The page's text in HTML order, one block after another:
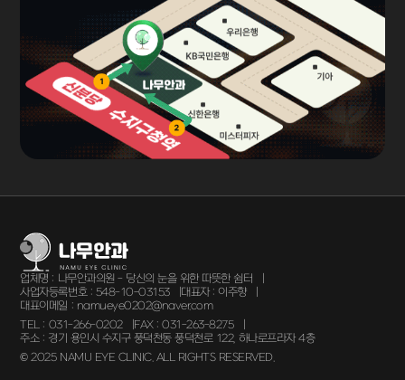
업체명 : 나무안과의원 - 당신의 눈을 위한 따뜻한 쉼터
사업자등록번호 : 548-10-03153 대표자 :이주향
대표이메일 : namueye0202@naver.com
TEL : 031-266-0202 FAX :031-263-8275
주소 : 경기 용인시 수지구 풍덕천동 풍덕천로 122, 하나로프라자 4층
© 2025 NAMU EYE CLINIC. ALL RIGHTS RESERVED.